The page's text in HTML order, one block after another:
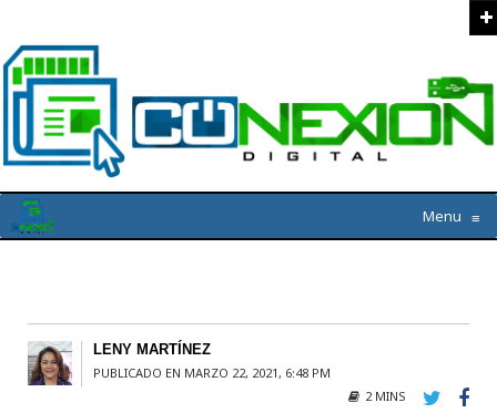
Menu ≡
LENY MARTÍNEZ
PUBLICADO EN MARZO 22, 2021, 6:48 PM
2 MINS